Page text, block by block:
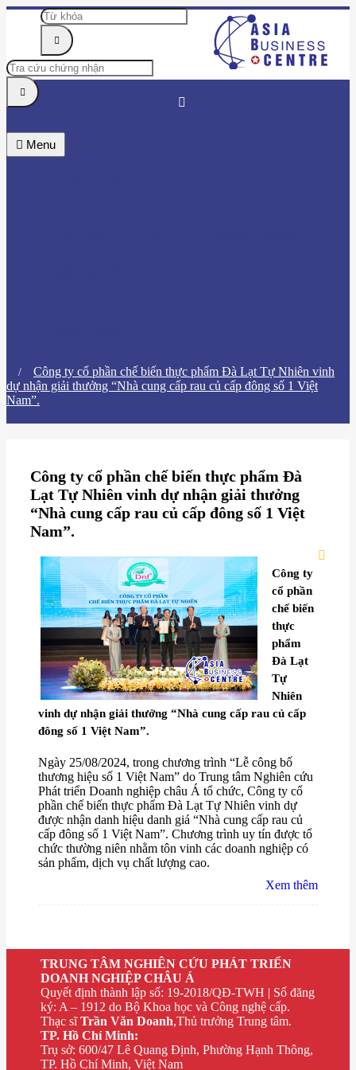
Menu
Công ty cổ phần chế biến thực phẩm Đà Lạt Tự Nhiên vinh
dự nhận giải thưởng “Nhà cung cấp rau củ cấp đông số 1 Việt
Nam”.
Công ty cổ phần chế biến thực phẩm Đà
Lạt Tự Nhiên vinh dự nhận giải thưởng
“Nhà cung cấp rau củ cấp đông số 1 Việt
Nam”.
Công ty
cổ phần
chế biến
thực
phẩm
Đà Lạt
Tự
Nhiên
vinh dự nhận giải thưởng “Nhà cung cấp rau củ cấp
đông số 1 Việt Nam”.
Ngày 25/08/2024, trong chương trình “Lễ công bố
thương hiệu số 1 Việt Nam” do Trung tâm Nghiên cứu
Phát triển Doanh nghiệp châu Á tổ chức, Công ty cổ
phần chế biến thực phẩm Đà Lạt Tự Nhiên vinh dự
được nhận danh hiệu danh giá “Nhà cung cấp rau củ
cấp đông số 1 Việt Nam”. Chương trình uy tín được tổ
chức thường niên nhằm tôn vinh các doanh nghiệp có
sản phẩm, dịch vụ chất lượng cao.
Xem thêm
TRUNG TÂM NGHIÊN CỨU PHÁT TRIỂN
DOANH NGHIỆP CHÂU Á
Quyết định thành lập số: 19-2018/QĐ-TWH | Số đăng
ký: A – 1912 do Bộ Khoa học và Công nghệ cấp.
Thạc sĩTrần Văn Doanh,Thủ trưởng Trung tâm.
TP. Hồ Chí Minh:
Trụ sở: 600/47 Lê Quang Định, Phường Hạnh Thông,
TP. Hồ Chí Minh, Việt Nam